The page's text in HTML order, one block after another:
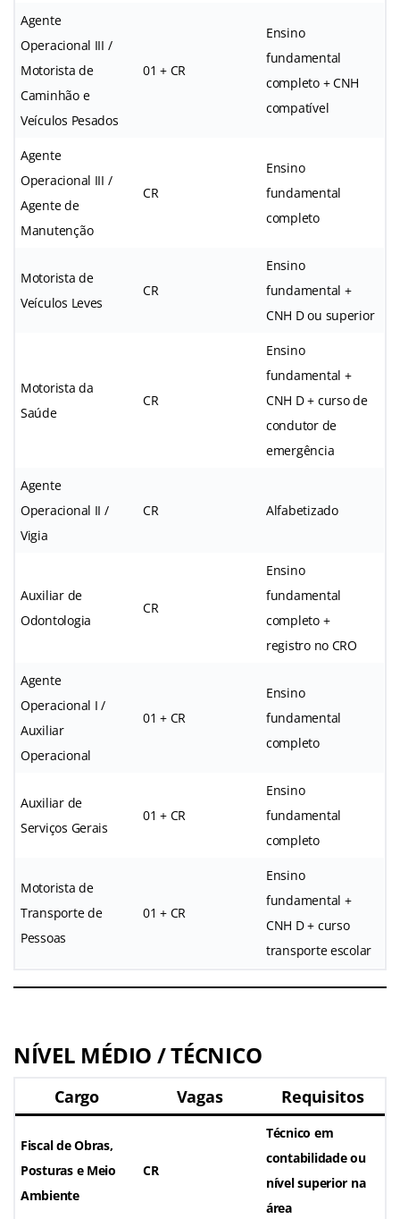
Agente
Operacional III /
Motorista de
Caminhão e
Veículos Pesados
01 + CR
Ensino
fundamental
completo + CNH
compatível
Agente
Operacional III /
Agente de
Manutenção
CR
Ensino
fundamental
completo
Motorista de
Veículos Leves
CR
Ensino
fundamental +
CNH D ou superior
Motorista da
Saúde
CR
Ensino
fundamental +
CNH D + curso de
condutor de
emergência
Agente
Operacional II /
Vigia
CR Alfabetizado
Auxiliar de
Odontologia
CR
Ensino
fundamental
completo +
registro no CRO
Agente
Operacional I /
Auxiliar
Operacional
01 + CR
Ensino
fundamental
completo
Auxiliar de
Serviços Gerais
01 + CR
Ensino
fundamental
completo
Motorista de
Transporte de
Pessoas
01 + CR
Ensino
fundamental +
CNH D + curso
transporte escolar
NÍVEL MÉDIO / TÉCNICO
Cargo Vagas Requisitos
Fiscal de Obras,
Posturas e Meio
Ambiente
CR
Técnico em
contabilidade ou
nível superior na
área